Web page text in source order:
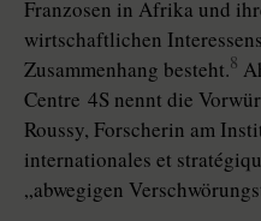
Franzosen in Afrika und
wirtschaftlichen
Zusammenhang besteht.8
Centre 4S nennt die
Roussy, Forscherin am
internationales et
„abwegigen